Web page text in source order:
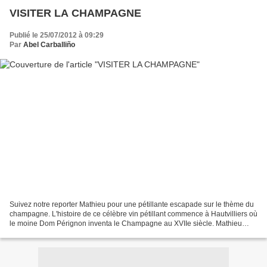
VISITER LA CHAMPAGNE
Publié le 25/07/2012 à 09:29
Par Abel Carballiño
Suivez notre reporter Mathieu pour une pétillante escapade sur le thème du
champagne. L'histoire de ce célèbre vin pétillant commence à Hautvilliers où
le moine Dom Pérignon inventa le Champagne au XVIIe siècle. Mathieu